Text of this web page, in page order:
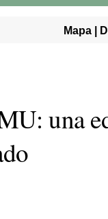
Mapa |
una